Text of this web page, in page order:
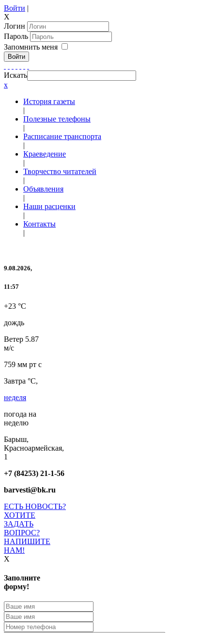
Войти |
X
Логин
Пароль
Запомнить меня
Войти
Искать
x
История газеты
|
Полезные телефоны
|
Расписание транспорта
|
Краеведение
|
Творчество читателей
|
Объявления
|
Наши расценки
|
Контакты
|
9.08.2026,
11:57
+23 °C
дождь
Ветер 5.87
м/с
759 мм рт с
Завтра °C,
неделя
погода на
неделю
Барыш,
Красноармейская,
1
+7 (84253) 21-1-56
barvesti@bk.ru
ЕСТЬ НОВОСТЬ?
ХОТИТЕ
ЗАДАТЬ
ВОПРОС?
НАПИШИТЕ
НАМ!
X
Заполните
форму!